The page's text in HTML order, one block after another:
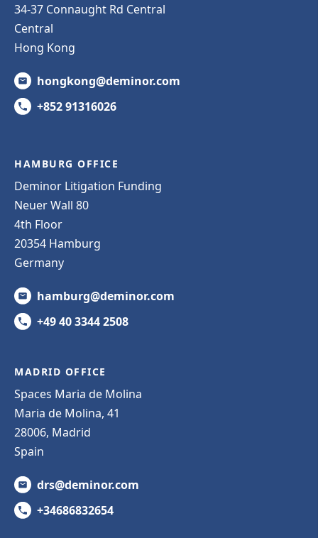
34-37 Connaught Rd Central
Central
Hong Kong
hongkong@deminor.com
+852 91316026
HAMBURG OFFICE
Deminor Litigation Funding
Neuer Wall 80
4th Floor
20354 Hamburg
Germany
hamburg@deminor.com
+49 40 3344 2508
MADRID OFFICE
Spaces Maria de Molina
Maria de Molina, 41
28006, Madrid
Spain
drs@deminor.com
+34686832654